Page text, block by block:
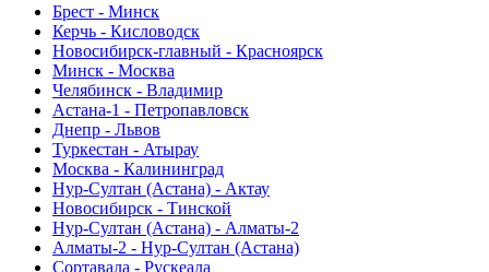
Брест - Минск
Керчь - Кисловодск
Новосибирск-главный - Красноярск
Минск - Москва
Челябинск - Владимир
Астана-1 - Петропавловск
Днепр - Львов
Туркестан - Атырау
Москва - Калининград
Нур-Султан (Астана) - Актау
Новосибирск - Тинской
Нур-Султан (Астана) - Алматы-2
Алматы-2 - Нур-Султан (Астана)
Сортавала - Рускеала